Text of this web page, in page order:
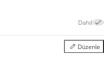
Dahil
Düzenle
Jantlar